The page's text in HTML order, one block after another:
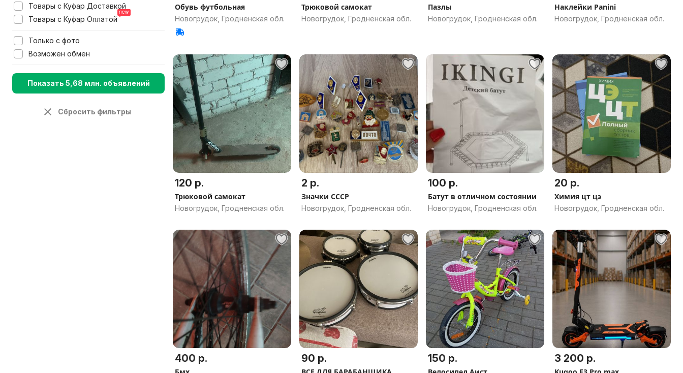
Товары с Куфар Доставкой
Товары с Куфар Оплатой
Только с фото
Возможен обмен
Показать 5,68 млн. объявлений
Сбросить фильтры
Обувь футбольная
Новогрудок, Гродненская обл.
Трюковой самокат
Новогрудок, Гродненская обл.
Пазлы
Новогрудок, Гродненская обл.
Наклейки Panini
Новогрудок, Гродненская обл.
120 р.
Трюковой самокат
Новогрудок, Гродненская обл.
2 р.
Значки СССР
Новогрудок, Гродненская обл.
100 р.
Батут в отличном состоянии
Новогрудок, Гродненская обл.
20 р.
Химия цт цэ
Новогрудок, Гродненская обл.
400 р. 90 р. 150 р. 3 200 р.